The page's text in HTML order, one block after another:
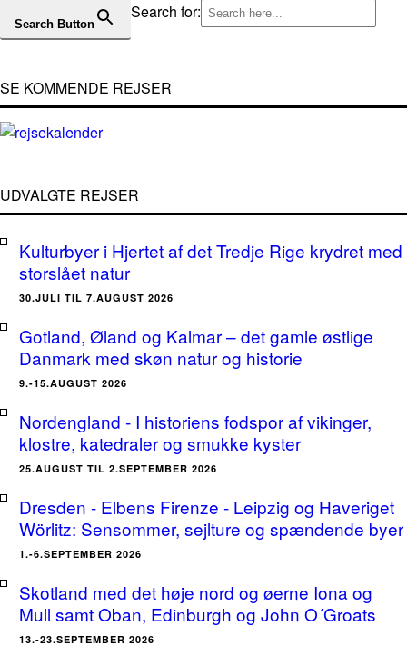
Search for:
Search Button
SE KOMMENDE REJSER
UDVALGTE REJSER
Kulturbyer i Hjertet af det Tredje Rige krydret med
storslået natur
30.JULI TIL 7.AUGUST 2026
Gotland, Øland og Kalmar – det gamle østlige
Danmark med skøn natur og historie
9.-15.AUGUST 2026
Nordengland - I historiens fodspor af vikinger,
klostre, katedraler og smukke kyster
25.AUGUST TIL 2.SEPTEMBER 2026
Dresden - Elbens Firenze - Leipzig og Haveriget
Wörlitz: Sensommer, sejlture og spændende byer
1.-6.SEPTEMBER 2026
Skotland med det høje nord og øerne Iona og
Mull samt Oban, Edinburgh og John O´Groats
13.-23.SEPTEMBER 2026